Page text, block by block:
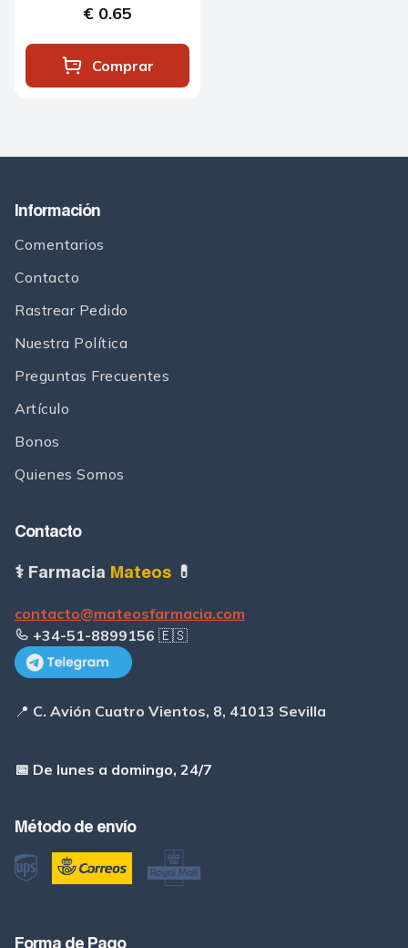
€ 0.65
Comprar
Información
Comentarios
Contacto
Rastrear Pedido
Nuestra Política
Preguntas Frecuentes
Artículo
Bonos
Quienes Somos
Contacto
⚕ Farmacia Mateos 💊
contacto@mateosfarmacia.com
+34-51-8899156 🇪🇸
📍 C. Avión Cuatro Vientos, 8, 41013 Sevilla
📅 De lunes a domingo, 24/7
Método de envío